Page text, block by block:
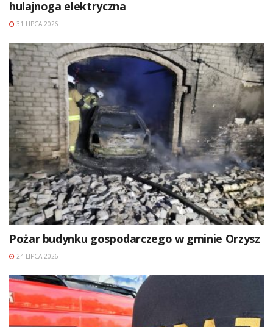
hulajnoga elektryczna
31 LIPCA 2026
Pożar budynku gospodarczego w gminie Orzysz
24 LIPCA 2026